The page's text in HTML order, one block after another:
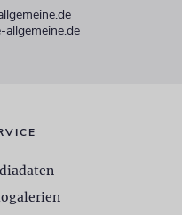
allgemeine.de